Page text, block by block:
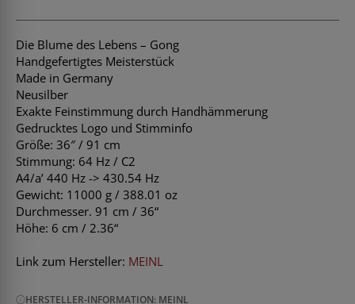
Die Blume des Lebens – Gong
Handgefertigtes Meisterstück
Made in Germany
Neusilber
Exakte Feinstimmung durch Handhämmerung
Gedrucktes Logo und Stimminfo
Größe: 36″ / 91 cm
Stimmung: 64 Hz / C2
A4/a’ 440 Hz -> 430.54 Hz
Gewicht: 11000 g / 388.01 oz
Durchmesser. 91 cm / 36“
Höhe: 6 cm / 2.36“
Link zum Hersteller: MEINL
HERSTELLER-INFORMATION: MEINL